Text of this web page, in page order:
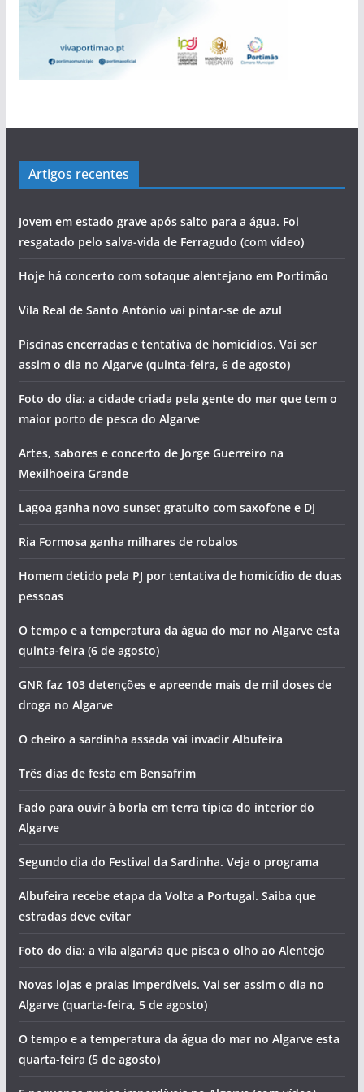
Artigos recentes
Jovem em estado grave após salto para a água. Foi
resgatado pelo salva-vida de Ferragudo (com vídeo)
Hoje há concerto com sotaque alentejano em Portimão
Vila Real de Santo António vai pintar-se de azul
Piscinas encerradas e tentativa de homicídios. Vai ser
assim o dia no Algarve (quinta-feira, 6 de agosto)
Foto do dia: a cidade criada pela gente do mar que tem o
maior porto de pesca do Algarve
Artes, sabores e concerto de Jorge Guerreiro na
Mexilhoeira Grande
Lagoa ganha novo sunset gratuito com saxofone e DJ
Ria Formosa ganha milhares de robalos
Homem detido pela PJ por tentativa de homicídio de duas
pessoas
O tempo e a temperatura da água do mar no Algarve esta
quinta-feira (6 de agosto)
GNR faz 103 detenções e apreende mais de mil doses de
droga no Algarve
O cheiro a sardinha assada vai invadir Albufeira
Três dias de festa em Bensafrim
Fado para ouvir à borla em terra típica do interior do
Algarve
Segundo dia do Festival da Sardinha. Veja o programa
Albufeira recebe etapa da Volta a Portugal. Saiba que
estradas deve evitar
Foto do dia: a vila algarvia que pisca o olho ao Alentejo
Novas lojas e praias imperdíveis. Vai ser assim o dia no
Algarve (quarta-feira, 5 de agosto)
O tempo e a temperatura da água do mar no Algarve esta
quarta-feira (5 de agosto)